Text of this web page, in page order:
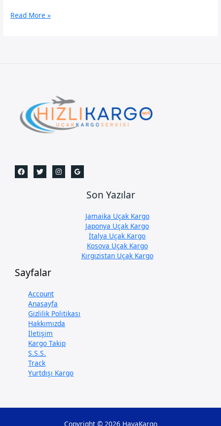
Kayseri
Read More »
Son Yazılar
Jamaika Uçak Kargo
Japonya Uçak Kargo
İtalya Uçak Kargo
Kosova Uçak Kargo
Kırgızistan Uçak Kargo
Sayfalar
Account
Anasayfa
Gizlilik Politikası
Hakkımızda
İletişim
Kargo Takip
S.S.S.
Track
Yurtdışı Kargo
Copyright © 2026 HavaKargo